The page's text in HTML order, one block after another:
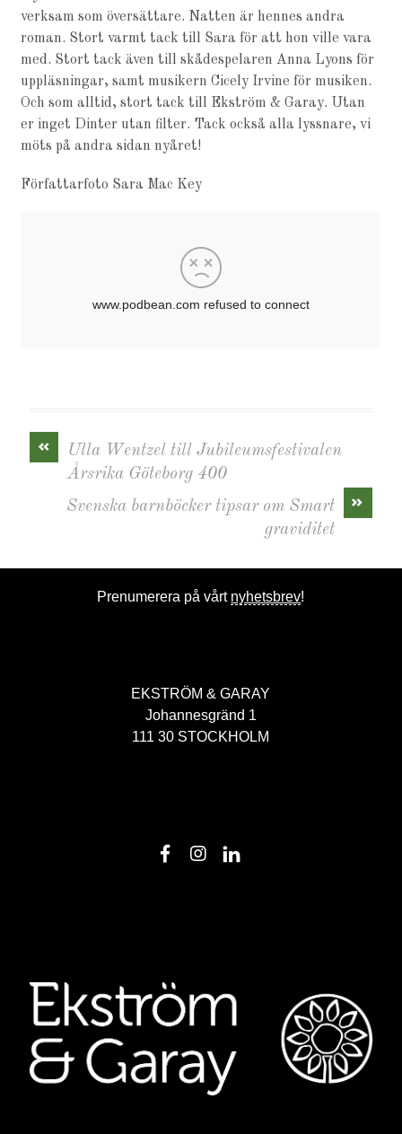
verksam som översättare. Natten är hennes andra
roman. Stort varmt tack till Sara för att hon ville vara
med. Stort tack även till skådespelaren Anna Lyons för
uppläsningar, samt musikern Cicely Irvine för musiken.
Och som alltid, stort tack till Ekström & Garay. Utan
er inget Dinter utan filter. Tack också alla lyssnare, vi
möts på andra sidan nyåret!
Författarfoto Sara Mac Key
«
Ulla Wentzel till Jubileumsfestivalen
Årsrika Göteborg 400
»
Svenska barnböcker tipsar om Smart
graviditet
Prenumerera på vårt nyhetsbrev!
EKSTRÖM & GARAY
Johannesgränd 1
111 30 STOCKHOLM